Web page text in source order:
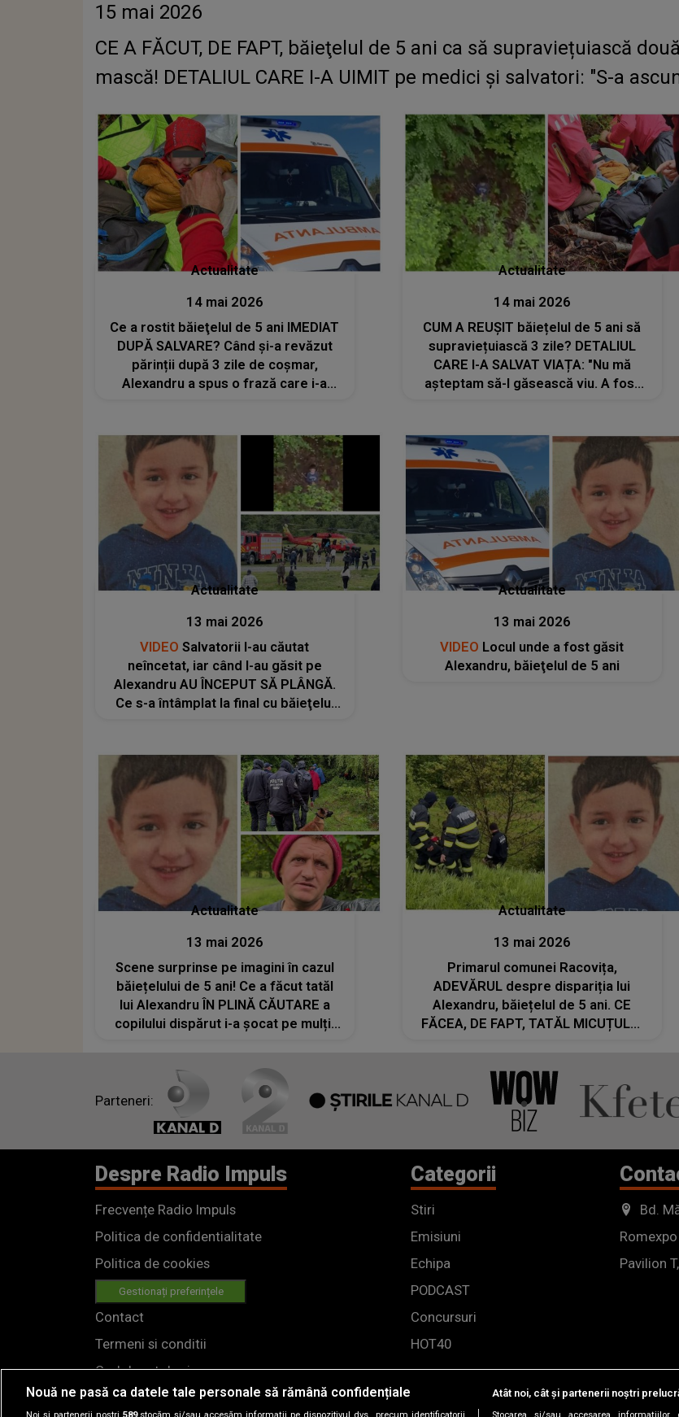
15 mai 2026
CE A FĂCUT, DE FAPT, băieţelul de 5 ani ca să supraviețuiască
mască! DETALIUL CARE I-A UIMIT pe medici și salvatori: "S-a
Actualitate
14 mai 2026
Ce a rostit băieţelul de 5 ani IMEDIAT
DUPĂ SALVARE? Când și-a revăzut
părinții după 3 zile de coșmar,
Alexandru a spus o frază care i-a
Actualitate
14 mai 2026
CUM A REUȘIT băiețelul de 5 ani să
supraviețuiască 3 zile? DETALIUL
CARE I-A SALVAT VIAȚA: "Nu mă
așteptam să-l găsească viu. A fost
Actualitate
13 mai 2026
VIDEO Salvatorii l-au căutat
neîncetat, iar când l-au găsit pe
Alexandru AU ÎNCEPUT SĂ PLÂNGĂ.
Ce s-a întâmplat la final cu băieţelul
acțiune de căutare a unei..."
Actualitate
13 mai 2026
VIDEO Locul unde a fost găsit
Alexandru, băieţelul de 5 ani
Actualitate
13 mai 2026
Scene surprinse pe imagini în cazul
băiețelului de 5 ani! Ce a făcut tatăl
lui Alexandru ÎN PLINĂ CĂUTARE a
copilului dispărut i-a șocat pe mulți:
Actualitate
13 mai 2026
Primarul comunei Racovița,
ADEVĂRUL despre dispariția lui
Alexandru, băiețelul de 5 ani. CE
FĂCEA, DE FAPT, TATĂL MICUȚULUI
Parteneri:
Despre Radio Impuls
Frecvențe Radio Impuls
Politica de confidentialitate
Politica de cookies
Gestionați preferințele
Contact
Termeni si conditii
Cod deontologic
Regulamente
Categorii
Stiri
Emisiuni
Echipa
PODCAST
Concursuri
HOT40
Bd.
Pavilion
Nouă ne pasă ca datele tale personale să rămână confidențiale Atât noi, cât și partenerii noștri